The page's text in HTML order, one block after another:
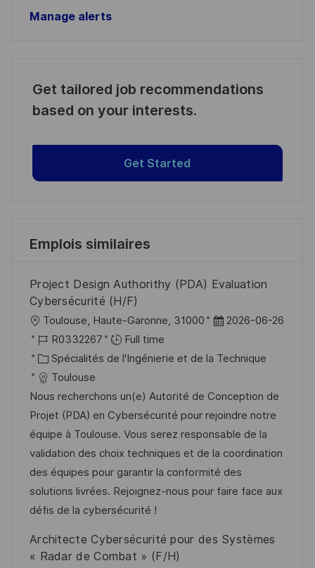
Manage alerts
Get tailored job recommendations
based on your interests.
Get Started
Emplois similaires
Project Design Authorithy (PDA) Evaluation
Cybersécurité (H/F)
o
c
a
l
i
s
a
t
i
o
Toulouse, Haute-Garonne, 31000
D
t
d
’
a
f
f
i
a
2026-06-26
R
é
f
é
r
e
n
c
e
d
p
R0332267
Full time
C
a
t
é
g
o
r
i
e
Spécialités de l'Ingénierie et de la Technique
Toulouse
Nous recherchons un(e) Autorité de Conception de
Projet (PDA) en Cybersécurité pour rejoindre notre
équipe à Toulouse. Vous serez responsable de la
validation des choix techniques et de la coordination
des équipes pour garantir la conformité des
solutions livrées. Rejoignez-nous pour faire face aux
défis de la cybersécurité !
Architecte Cybersécurité pour des Systèmes
« Radar de Combat » (F/H)